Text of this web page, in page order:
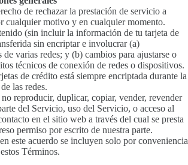
de rechazar la prestación de servicio a
cualquier motivo y en cualquier momento.
(sin incluir la información de tu tarjeta de
sin encriptar e involucrar (a)
de varias redes; y (b) cambios para ajustarse o
técnicos de conexión de redes o dispositivos.
de crédito está siempre encriptada durante la
las redes.
reproducir, duplicar, copiar, vender, revender
del Servicio, uso del Servicio, o acceso al
en el sitio web a través del cual se presta
permiso por escrito de nuestra parte.
este acuerdo se incluyen solo por conveniencia
Términos.